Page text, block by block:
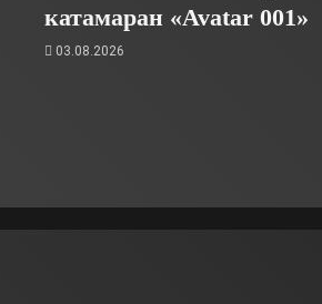
катамаран «Avatar 001»
03.08.2026